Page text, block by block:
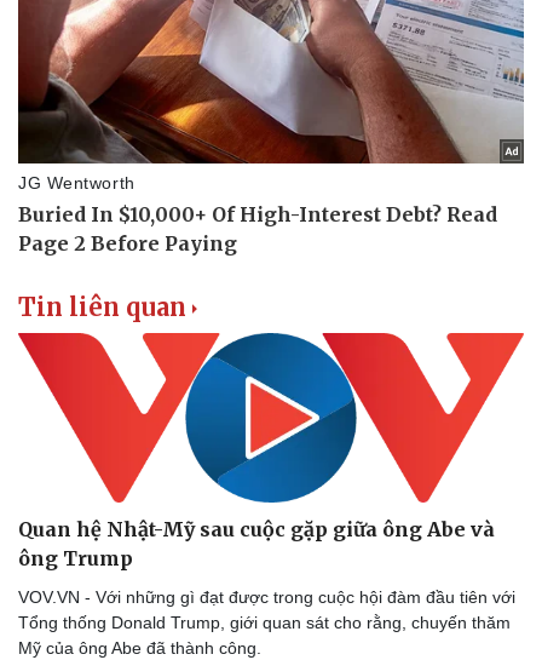
Thể thao
Bóng đá
Ô tô - Xe máy
Tin liên quan
Quan hệ Nhật-Mỹ sau cuộc gặp giữa ông Abe và
ông Trump
VOV.VN - Với những gì đạt được trong cuộc hội đàm đầu tiên với
Tổng thống Donald Trump, giới quan sát cho rằng, chuyến thăm
Mỹ của ông Abe đã thành công.